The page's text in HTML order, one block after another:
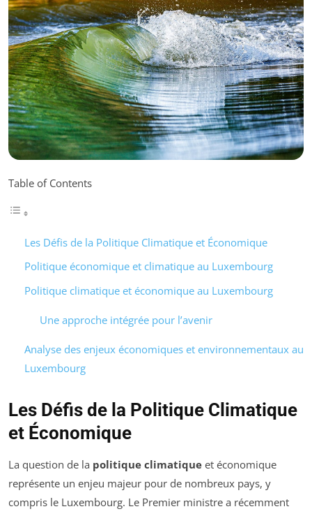
Table of Contents
Les Défis de la Politique Climatique et Économique
Politique économique et climatique au Luxembourg
Politique climatique et économique au Luxembourg
Une approche intégrée pour l’avenir
Analyse des enjeux économiques et environnementaux au
Luxembourg
Les Défis de la Politique Climatique
et Économique
La question de la politique climatique et économique
représente un enjeu majeur pour de nombreux pays, y
compris le Luxembourg. Le Premier ministre a récemment